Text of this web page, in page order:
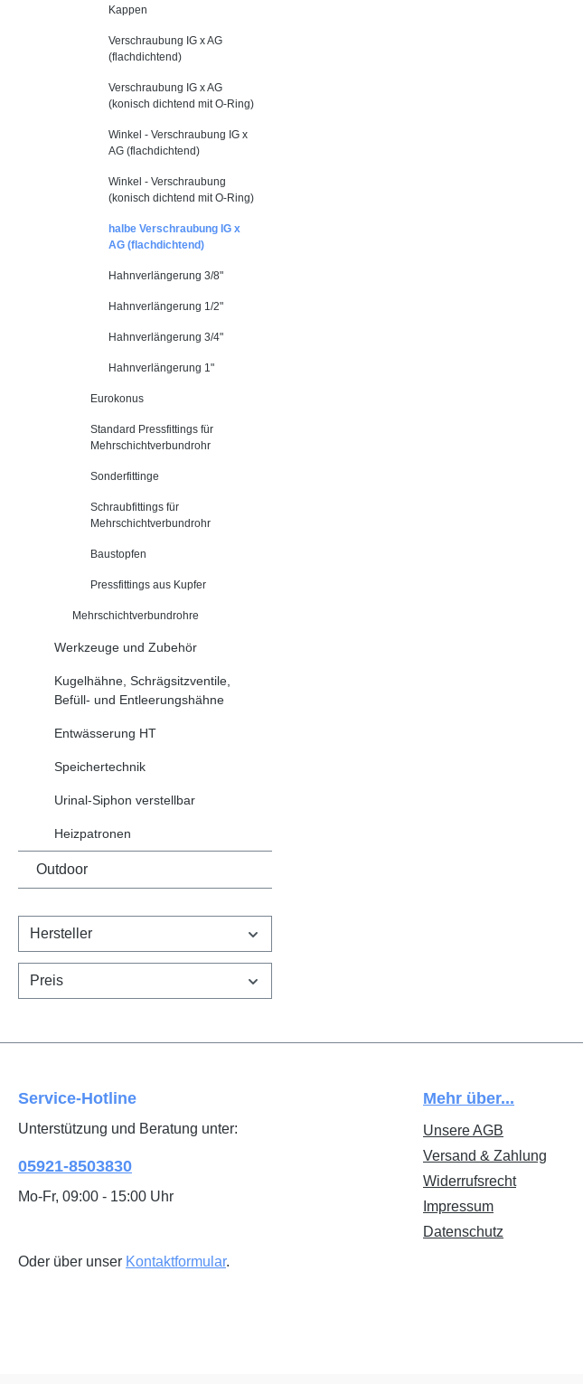
Kappen
Verschraubung IG x AG
(flachdichtend)
Verschraubung IG x AG
(konisch dichtend mit O-Ring)
Winkel - Verschraubung IG x
AG (flachdichtend)
Winkel - Verschraubung
(konisch dichtend mit O-Ring)
halbe Verschraubung IG x
AG (flachdichtend)
Hahnverlängerung 3/8"
Hahnverlängerung 1/2"
Hahnverlängerung 3/4"
Hahnverlängerung 1"
Eurokonus
Standard Pressfittings für
Mehrschichtverbundrohr
Sonderfittinge
Schraubfittings für
Mehrschichtverbundrohr
Baustopfen
Pressfittings aus Kupfer
Mehrschichtverbundrohre
Werkzeuge und Zubehör
Kugelhähne, Schrägsitzventile,
Befüll- und Entleerungshähne
Entwässerung HT
Speichertechnik
Urinal-Siphon verstellbar
Heizpatronen
Outdoor
Hersteller
Preis
Service-Hotline
Unterstützung und Beratung unter:
05921-8503830
Mo-Fr, 09:00 - 15:00 Uhr
Oder über unser Kontaktformular.
Mehr über...
Unsere AGB
Versand & Zahlung
Widerrufsrecht
Impressum
Datenschutz